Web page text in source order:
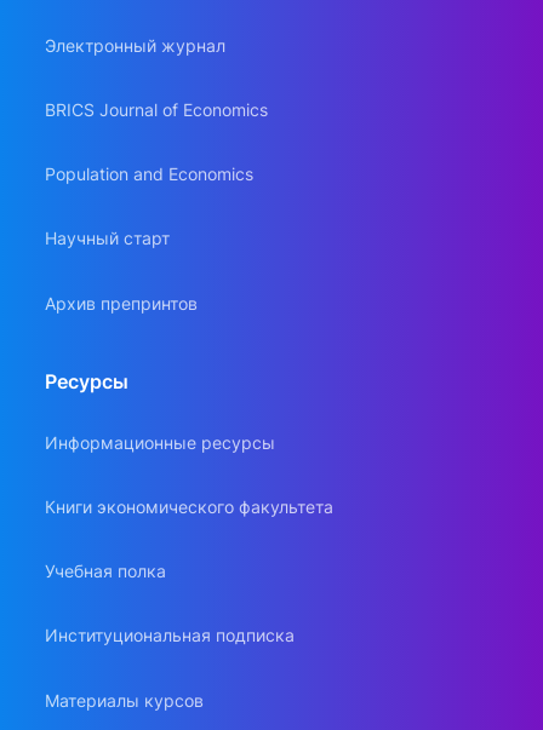
Электронный журнал
BRICS Journal of Economics
Population and Economics
Научный старт
Архив препринтов
Ресурсы
Информационные ресурсы
Книги экономического факультета
Учебная полка
Институциональная подписка
Материалы курсов